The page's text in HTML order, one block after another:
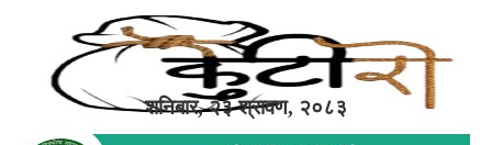
शनिबार, २३ श्रावण, २०८३